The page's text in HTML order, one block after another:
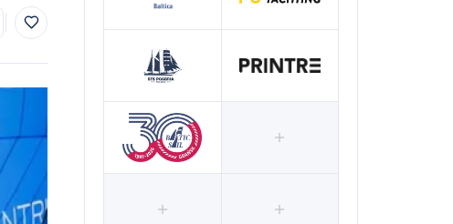
Do ulubionych